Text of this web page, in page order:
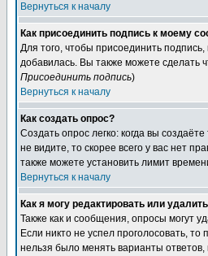
Вернуться к началу
Как присоединить подпись к моему
Для того, чтобы присоединить
добавилась. Вы также можете сделать
Присоединить подпись)
Вернуться к началу
Как создать опрос?
Создать опрос легко: когда вы
не видите, то скорее всего у вас нет
также можете установить лимит
Вернуться к началу
Как я могу редактировать или
Также как и сообщения, опросы могут
Если никто не успел проголосовать,
нельзя было менять варианты